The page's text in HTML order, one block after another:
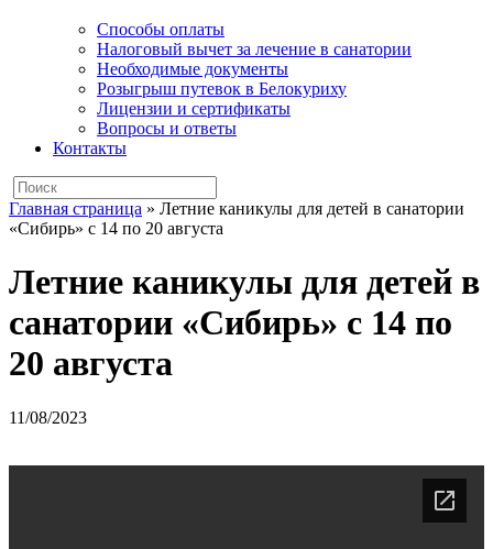
Способы оплаты
Налоговый вычет за лечение в санатории
Необходимые документы
Розыгрыш путевок в Белокуриху
Лицензии и сертификаты
Вопросы и ответы
Контакты
Главная страница » Летние каникулы для детей в санатории
«Сибирь» с 14 по 20 августа
Летние каникулы для детей в
санатории «Сибирь» с 14 по
20 августа
11/08/2023